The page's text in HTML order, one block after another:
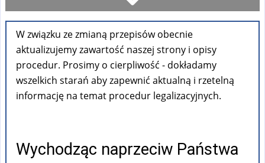
Umów się na wizytę
Sprawdź stan sprawy
Formularze
FAQ
W związku ze zmianą przepisów obecnie
aktualizujemy zawartość naszej strony i opisy
procedur. Prosimy o cierpliwość - dokładamy
wszelkich starań aby zapewnić aktualną i rzetelną
informację na temat procedur legalizacyjnych.
Wychodząc naprzeciw Państwa